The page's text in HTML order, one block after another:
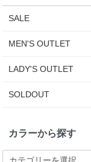
SALE
MEN'S OUTLET
LADY'S OUTLET
SOLDOUT
カラーから探す